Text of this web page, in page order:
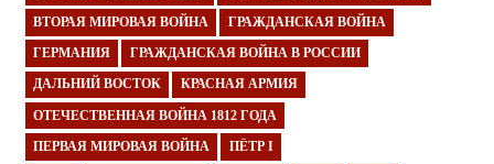
ВТОРАЯ МИРОВАЯ ВОЙНА ГРАЖДАНСКАЯ ВОЙНА
ГЕРМАНИЯ ГРАЖДАНСКАЯ ВОЙНА В РОССИИ
ДАЛЬНИЙ ВОСТОК КРАСНАЯ АРМИЯ
ОТЕЧЕСТВЕННАЯ ВОЙНА 1812 ГОДА
ПЕРВАЯ МИРОВАЯ ВОЙНА ПЁТР I